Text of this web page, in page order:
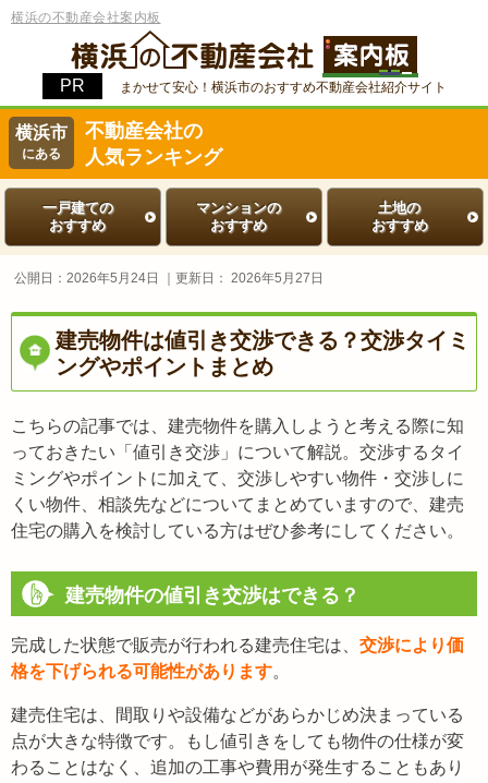
横浜の不動産会社案内板
まかせて安心！横浜市のおすすめ不動産会社紹介サイト
横浜市
にある
不動産会社の
人気ランキング
一戸建ての
おすすめ
マンションの
おすすめ
土地の
おすすめ
公開日：2026年5月24日 ｜更新日：2026年5月27日
建売物件は値引き交渉できる？交渉タイミ
ングやポイントまとめ
こちらの記事では、建売物件を購入しようと考える際に知
っておきたい「値引き交渉」について解説。交渉するタイ
ミングやポイントに加えて、交渉しやすい物件・交渉しに
くい物件、相談先などについてまとめていますので、建売
住宅の購入を検討している方はぜひ参考にしてください。
建売物件の値引き交渉はできる？
完成した状態で販売が行われる建売住宅は、 交渉により価
格を下げられる可能性があります。
建売住宅は、間取りや設備などがあらかじめ決まっている
点が大きな特徴です。もし値引きをしても物件の仕様が変
わることはなく、追加の工事や費用が発生することもあり